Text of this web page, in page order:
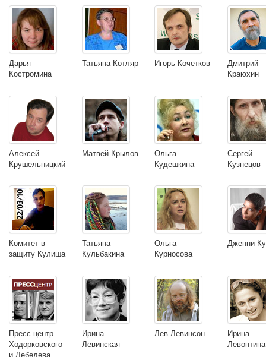
Дарья
Костромина
Татьяна Котляр Игорь Кочетков
Дмитрий
Краюхин
Алексей
Крушельницкий
Матвей Крылов
Ольга
Кудешкина
Сергей
Кузнецов
Комитет в
защиту Кулиша
Татьяна
Кульбакина
Ольга
Курносова
Дженни
Пресс-центр
Ходорковского
и Лебедева
Ирина
Левинская
Лев Левинсон
Ирина
Левонтина